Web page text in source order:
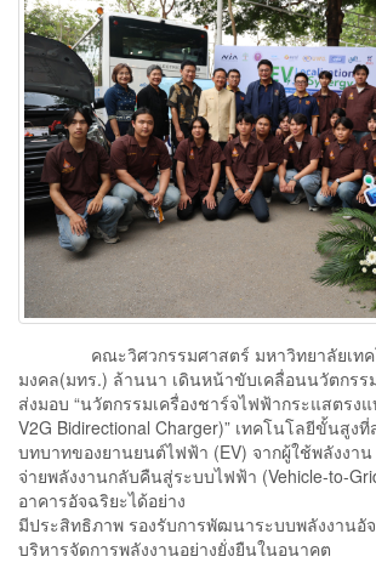
คณะวิศวกรรมศาสตร์ มหาวิทยาลัยเทค
มงคล(มทร.) ล้านนา เดินหน้าขับเคลื่อนนวัตกรร
ส่งมอบ “นวัตกรรมเครื่องชาร์จไฟฟ้ากระแสตรง
V2G Bidirectional Charger)” เทคโนโลยีขั้นสูง
บทบาทของยานยนต์ไฟฟ้า (EV) จากผู้ใช้พลังงาน
จ่ายพลังงานกลับคืนสู่ระบบไฟฟ้า (Vehicle-to-
อาคารอัจฉริยะได้อย่าง
มีประสิทธิภาพ รองรับการพัฒนาระบบพลังงานอั
บริหารจัดการพลังงานอย่างยั่งยืนในอนาคต